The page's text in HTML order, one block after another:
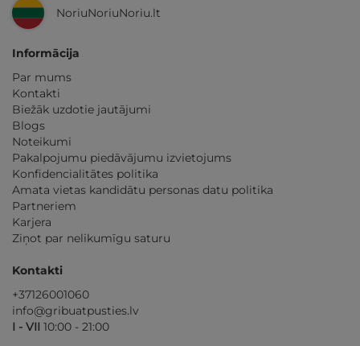
NoriuNoriuNoriu.lt
Informācija
Par mums
Kontakti
Biežāk uzdotie jautājumi
Blogs
Noteikumi
Pakalpojumu piedāvājumu izvietojums
Konfidencialitātes politika
Amata vietas kandidātu personas datu politika
Partneriem
Karjera
Ziņot par nelikumīgu saturu
Kontakti
+37126001060
info@gribuatpusties.lv
I - VII 10:00 - 21:00